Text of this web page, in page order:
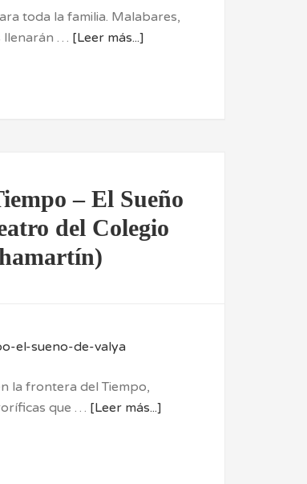
toda la familia. Malabares,
llenarán … [Leer más...]
– El Sueño
del Colegio
la frontera del Tiempo,
que … [Leer más...]